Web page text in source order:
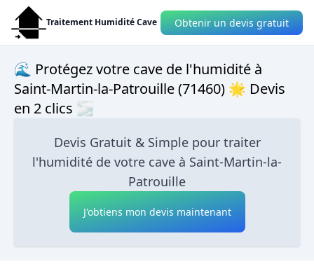
Traitement Humidité Cave Obtenir un devis gratuit
🌊 Protégez votre cave de l'humidité à
Saint-Martin-la-Patrouille (71460) 🌟 Devis
en 2 clics 🌫
Devis Gratuit & Simple pour traiter
l'humidité de votre cave à Saint-Martin-la-
Patrouille
J'obtiens mon devis maintenant